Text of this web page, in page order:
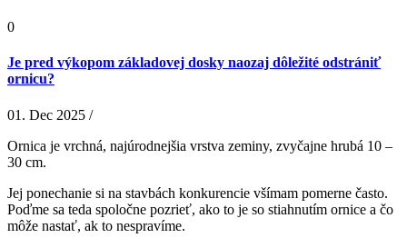
0
Je pred výkopom základovej dosky naozaj dôležité odstrániť
ornicu?
01. Dec 2025 /
Ornica je vrchná, najúrodnejšia vrstva zeminy, zvyčajne hrubá 10 –
30 cm.
Jej ponechanie si na stavbách konkurencie všímam pomerne často.
Poďme sa teda spoločne pozrieť, ako to je so stiahnutím ornice a čo
môže nastať, ak to nespravíme.